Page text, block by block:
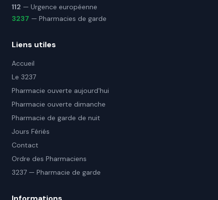
112 — Urgence européenne
3237 — Pharmacies de garde
Liens utiles
Accueil
Le 3237
Pharmacie ouverte aujourd'hui
Pharmacie ouverte dimanche
Pharmacie de garde de nuit
Jours Fériés
Contact
Ordre des Pharmaciens
3237 — Pharmacie de garde